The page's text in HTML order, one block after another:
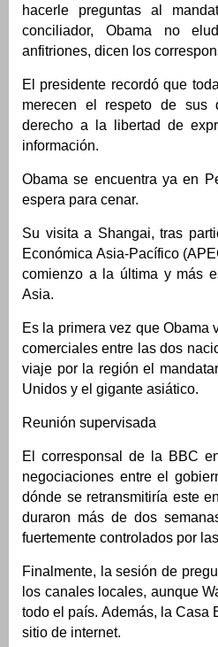
hacerle preguntas al
conciliador, Obama no
anfitriones, dicen los
El presidente recordó que
merecen el respeto de sus
derecho a la libertad de
información.
Obama se encuentra ya en
espera para cenar.
Su visita a Shangai, tras
Económica Asia-Pacífico
comienzo a la última y más
Asia.
Es la primera vez que Obama
comerciales entre las dos
viaje por la región el
Unidos y el gigante asiático.
Reunión supervisada
El corresponsal de la BBC
negociaciones entre el
dónde se retransmitiría este
duraron más de dos
fuertemente controlados por
Finalmente, la sesión de
los canales locales, aunque
todo el país. Además, la Casa
sitio de internet.